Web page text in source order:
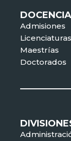
DOCENCIA
Admisiones
Licenciaturas
Maestrías
Doctorados